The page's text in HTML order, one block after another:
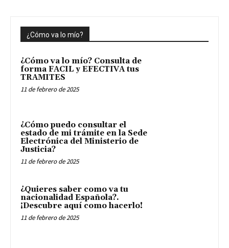
¿Cómo va lo mío?
¿Cómo va lo mío? Consulta de
forma FACIL y EFECTIVA tus
TRAMITES
11 de febrero de 2025
¿Cómo puedo consultar el
estado de mi trámite en la Sede
Electrónica del Ministerio de
Justicia?
11 de febrero de 2025
¿Quieres saber como va tu
nacionalidad Española?.
¡Descubre aquí como hacerlo!
11 de febrero de 2025